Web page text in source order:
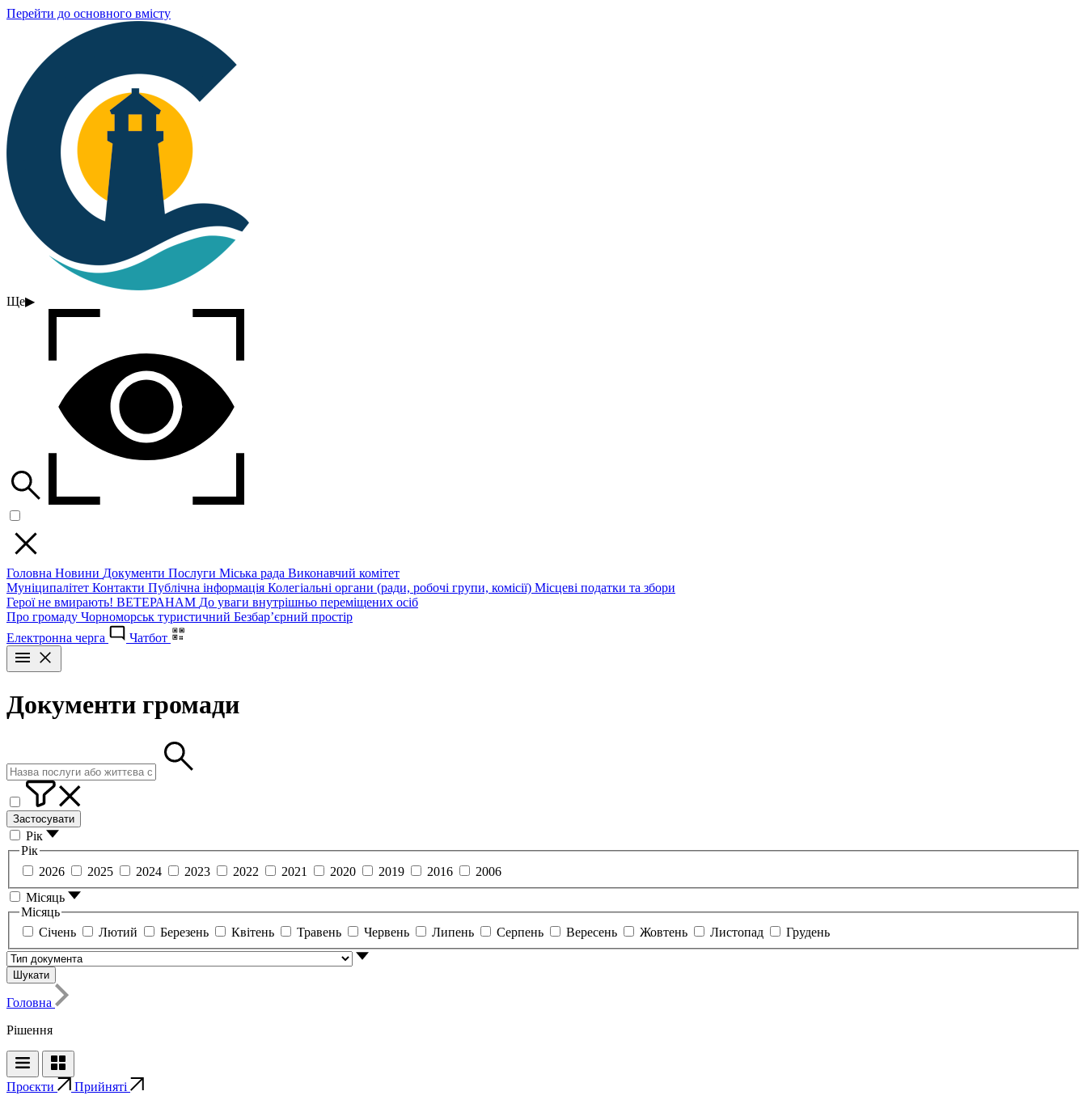
Перейти до основного вмісту
Ще▶
Головна Новини Документи Послуги Міська рада Виконавчий комітет
Муніципалітет Контакти Публічна інформація Колегіальні органи (ради, робочі групи, комісії) Місцеві податки та збори
Герої не вмирають! ВЕТЕРАНАМ До уваги внутрішньо переміщених осіб
Про громаду Чорноморськ туристичний Безбар’єрний простір
Електронна черга
Чатбот
Документи громади
Застосувати
Рік
Рік
2026
2025 2024 2023 2022 2021 2020 2019 2016
2006
Місяць
Місяць
Січень
Лютий Березень Квітень Травень Червень Липень Серпень Вересень Жовтень Листопад Грудень
Шукати
Головна
Рішення
Проєкти
Прийняті